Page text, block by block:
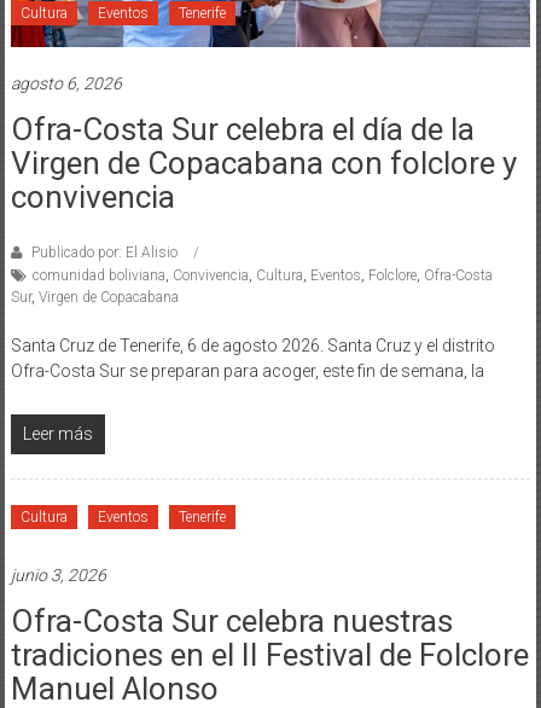
Cultura Eventos Tenerife
agosto 6, 2026
Ofra-Costa Sur celebra el día de la
Virgen de Copacabana con folclore y
convivencia
Publicado por: El Alisio
comunidad boliviana Convivencia Cultura Eventos Folclore, Ofra-Costa
Sur, Virgen de Copacabana
Santa Cruz de Tenerife, 6 de agosto 2026. Santa Cruz y el distrito
Ofra-Costa Sur se preparan para acoger, este fin de semana, la
Leer más
Cultura Eventos Tenerife
junio 3, 2026
Ofra-Costa Sur celebra nuestras
tradiciones en el II Festival de Folclore
Manuel Alonso